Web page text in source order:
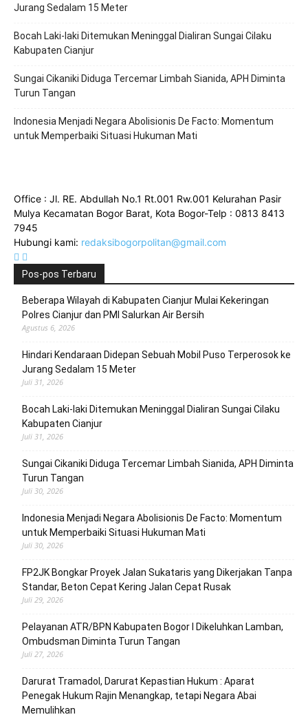
Jurang Sedalam 15 Meter
Bocah Laki-laki Ditemukan Meninggal Dialiran Sungai Cilaku
Kabupaten Cianjur
Sungai Cikaniki Diduga Tercemar Limbah Sianida, APH Diminta
Turun Tangan
‎Indonesia Menjadi Negara Abolisionis De Facto: Momentum
untuk Memperbaiki Situasi Hukuman Mati
Office : Jl. RE. Abdullah No.1 Rt.001 Rw.001 Kelurahan Pasir
Mulya Kecamatan Bogor Barat, Kota Bogor-Telp : 0813 8413
7945
Hubungi kami: redaksibogorpolitan@gmail.com
Pos-pos Terbaru
Beberapa Wilayah di Kabupaten Cianjur Mulai Kekeringan
Polres Cianjur dan PMI Salurkan Air Bersih
Agustus 6, 2026
Hindari Kendaraan Didepan Sebuah Mobil Puso Terperosok ke
Jurang Sedalam 15 Meter
Juli 31, 2026
Bocah Laki-laki Ditemukan Meninggal Dialiran Sungai Cilaku
Kabupaten Cianjur
Juli 31, 2026
Sungai Cikaniki Diduga Tercemar Limbah Sianida, APH Diminta
Turun Tangan
Juli 30, 2026
‎Indonesia Menjadi Negara Abolisionis De Facto: Momentum
untuk Memperbaiki Situasi Hukuman Mati
Juli 30, 2026
FP2JK Bongkar Proyek Jalan Sukataris yang Dikerjakan Tanpa
Standar, Beton Cepat Kering Jalan Cepat Rusak
Juli 29, 2026
Pelayanan ATR/BPN Kabupaten Bogor I Dikeluhkan Lamban,
Ombudsman Diminta Turun Tangan
Juli 27, 2026
Darurat Tramadol, Darurat Kepastian Hukum : Aparat
Penegak Hukum Rajin Menangkap, tetapi Negara Abai
Memulihkan